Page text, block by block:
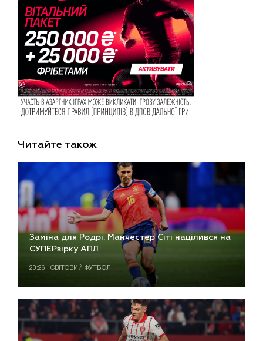
Читайте також
Заміна для Родрі. Манчестер Сіті націлився на
СУПЕРзірку АПЛ
20:26 | СВІТОВИЙ ФУТБОЛ